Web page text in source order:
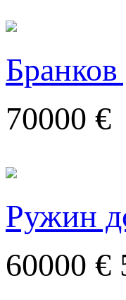
70000 €
Ружин
60000 €